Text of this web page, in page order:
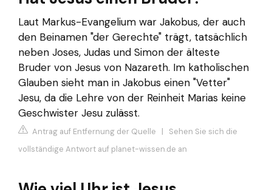
Laut Markus-Evangelium war Jakobus, der auch
den Beinamen "der Gerechte" trägt, tatsächlich
neben Joses, Judas und Simon der älteste
Bruder von Jesus von Nazareth. Im katholischen
Glauben sieht man in Jakobus einen "Vetter"
Jesu, da die Lehre von der Reinheit Marias keine
Geschwister Jesu zulässt.
Antrag auf Entfernung der Quelle | Sehen Sie sich die
vollständige Antwort auf planet-wissen.de an